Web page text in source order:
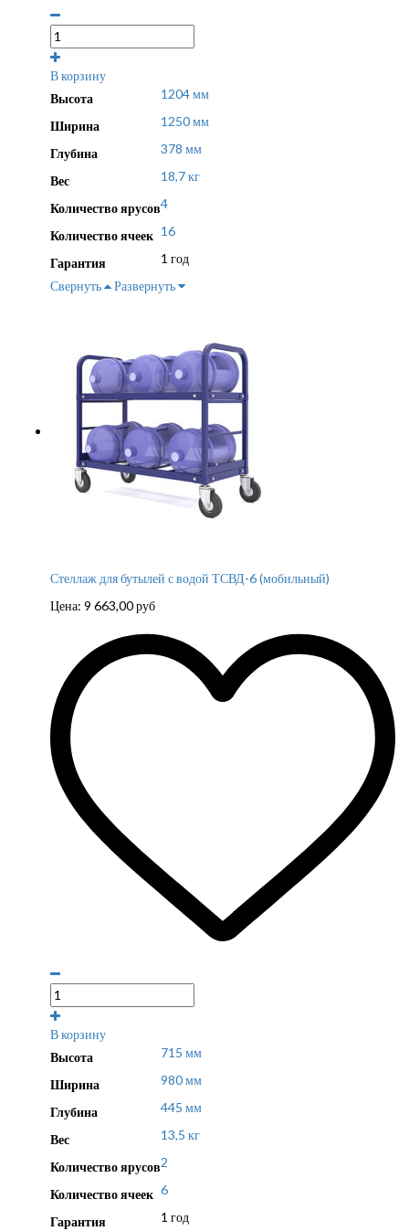
В корзину
Высота
1204 мм
Ширина 1250 мм
Глубина 378 мм
Вес 18,7 кг
Количество ярусов4
Количество ячеек 16
Гарантия
1 год
Свернуть
Развернуть
Стеллаж для бутылей с водой ТСВД-6 (мобильный)
Цена: 9 663,00руб
В корзину
Высота
715 мм
Ширина 980 мм
Глубина 445 мм
Вес 13,5 кг
Количество ярусов2
Количество ячеек 6
Гарантия
1 год